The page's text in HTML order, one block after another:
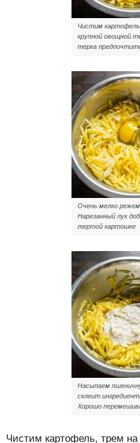
Чистим
крупной овощной
терка
Очень мелко
Нарезанный лук
тертой картошке
Насыпаем
склеит
Хорошо
Чистим картофель, трем